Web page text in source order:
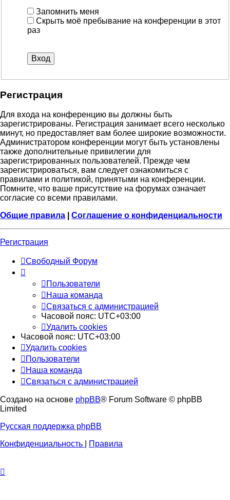
Запомнить меня
Скрыть моё пребывание на конференции в этот
раз
Регистрация
Для входа на конференцию вы должны быть
зарегистрированы. Регистрация занимает всего несколько
минут, но предоставляет вам более широкие возможности.
Администратором конференции могут быть установлены
также дополнительные привилегии для
зарегистрированных пользователей. Прежде чем
зарегистрироваться, вам следует ознакомиться с
правилами и политикой, принятыми на конференции.
Помните, что ваше присутствие на форумах означает
согласие со всеми правилами.
Общие правила
Соглашение о конфиденциальности
Регистрация
Свободный Форум
Пользователи
Наша команда
Связаться с администрацией
Часовой пояс: UTC+03:00
Удалить cookies
Часовой пояс: UTC+03:00
Удалить cookies
Пользователи
Наша команда
Связаться с администрацией
Создано на основе phpBB® Forum Software © phpBB
Limited
Русская поддержка phpBB
Конфиденциальность
Правила